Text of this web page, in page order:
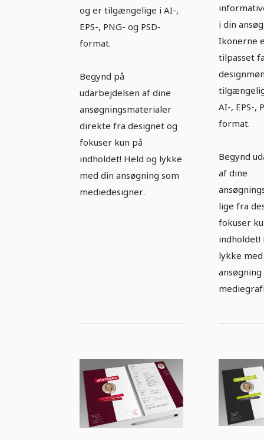
og er tilgængelige i AI-,
EPS-, PNG- og PSD-
format.
Begynd på
udarbejdelsen af dine
ansøgningsmaterialer
direkte fra designet og
fokuser kun på
indholdet! Held og lykke
med din ansøgning som
mediedesigner.
i din
Ikonerne
tilpasset
AI-, EPS-,
format.
Begynd
af dine
lige fra
fokuser
indholdet!
lykke
ansøgning